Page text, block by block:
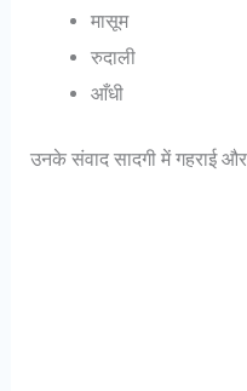
मासूम
रुदाली
आँधी
उनके संवाद सादगी में गहराई